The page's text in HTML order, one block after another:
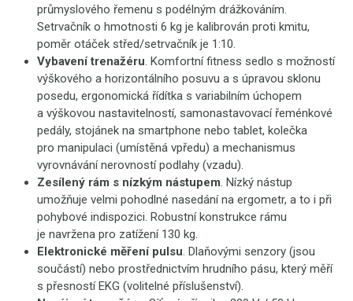
průmyslového řemenu s podélným drážkováním.
Setrvačník o hmotnosti 6 kg je kalibrován proti kmitu,
poměr otáček střed/setrvačník je 1:10.
Vybavení trenažéru. Komfortní fitness sedlo s možností
výškového a horizontálního posuvu a s úpravou sklonu
posedu, ergonomická řídítka s variabilním úchopem
a výškovou nastavitelností, samonastavovací řeménkové
pedály, stojánek na smartphone nebo tablet, kolečka
pro manipulaci (umístěná vpředu) a mechanismus
vyrovnávání nerovností podlahy (vzadu).
Zesílený rám s nízkým nástupem. Nízký nástup
umožňuje velmi pohodlné nasedání na ergometr, a to i při
pohybové indispozici. Robustní konstrukce rámu
je navržena pro zatížení 130 kg.
Elektronické měření pulsu. Dlaňovými senzory (jsou
součástí) nebo prostřednictvím hrudního pásu, který měří
s přesností EKG (volitelné příslušenství).